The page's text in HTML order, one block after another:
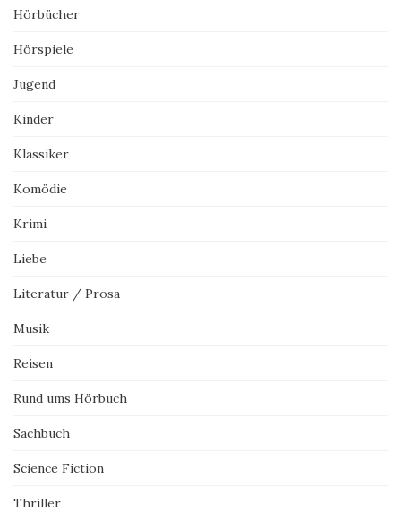
Hörbücher
Hörspiele
Jugend
Kinder
Klassiker
Komödie
Krimi
Liebe
Literatur / Prosa
Musik
Reisen
Rund ums Hörbuch
Sachbuch
Science Fiction
Thriller